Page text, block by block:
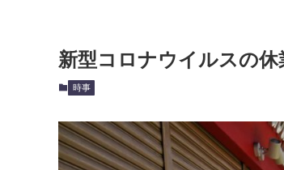
新型コロナウイルスの
時事